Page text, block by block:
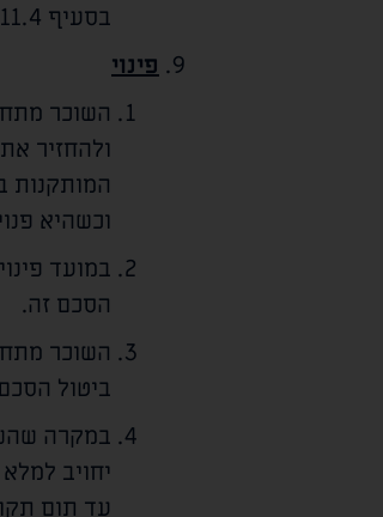
בסעיף 11.4 להלן, מחושבים מיום התשלום או ההוצאה ועד להחזרתם בפועל על ידי השוכר.
פינוי
השוכר
ולהחזיר
המותקנות
וכשהיא
במועד
הסכם זה.
השוכר
ביטול
במקרה
יחויב
עד תום